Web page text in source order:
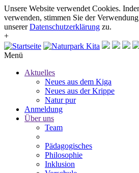
Unsere Website verwendet Cookies.
verwenden, stimmen Sie der
unsererDatenschutzerklärung zu.
+
Menü
Aktuelles
Neues aus dem Kiga
Neues aus der Krippe
Natur pur
Anmeldung
Über uns
Team
Pädagogisches
Philosophie
Inklusion